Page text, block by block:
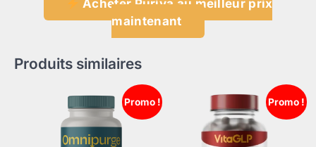
Acheter Puriva au meilleur prix
maintenant
Produits similaires
Promo ! Promo !